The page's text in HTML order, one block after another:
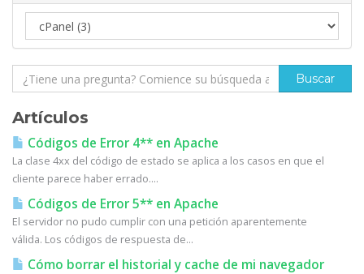
Artículos
Códigos de Error 4** en Apache
La clase 4xx del código de estado se aplica a los casos en que el
cliente parece haber errado....
Códigos de Error 5** en Apache
El servidor no pudo cumplir con una petición aparentemente
válida. Los códigos de respuesta de...
Cómo borrar el historial y cache de mi navegador